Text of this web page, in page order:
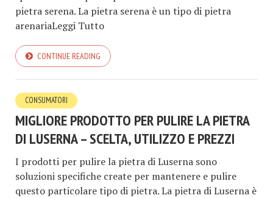
pietra serena. La pietra serena è un tipo di pietra
arenariaLeggi Tutto
CONTINUE READING
CONSUMATORI
MIGLIORE PRODOTTO PER PULIRE LA PIETRA
DI LUSERNA – SCELTA, UTILIZZO E PREZZI
I prodotti per pulire la pietra di Luserna sono
soluzioni specifiche create per mantenere e pulire
questo particolare tipo di pietra. La pietra di Luserna è